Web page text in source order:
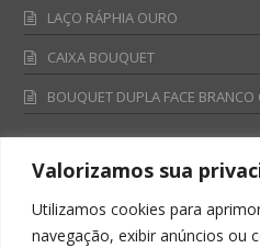
Valorizamos sua
Utilizamos cookies para
navegação, exibir anúncios ou
LAÇO RÁPHIA OURO
CAIXA BOUQUET
BOUQUET DUPLA FACE
Fale Conosco